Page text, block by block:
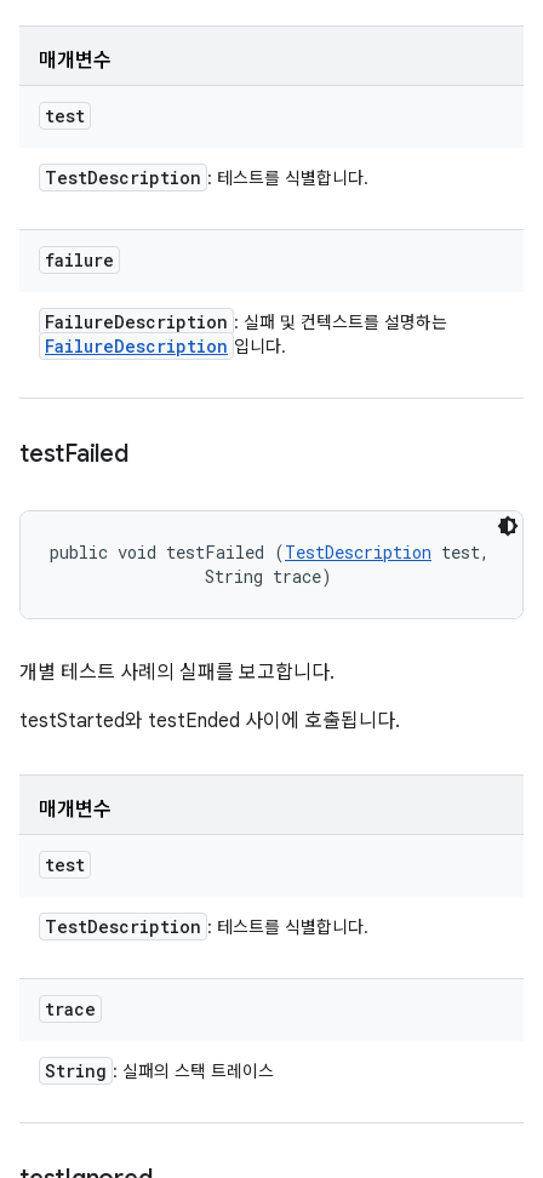
매개변수
test
TestDescription : 테스트를 식별합니다.
failure
FailureDescription : 실패 및 컨텍스트를 설명하는
FailureDescription 입니다.
testFailed
public void testFailed (TestDescription test,
                String trace)
개별 테스트 사례의 실패를 보고합니다.
testStarted와 testEnded 사이에 호출됩니다.
매개변수
test
TestDescription : 테스트를 식별합니다.
trace
String : 실패의 스택 트레이스